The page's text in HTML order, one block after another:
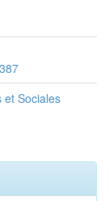
et Sociales